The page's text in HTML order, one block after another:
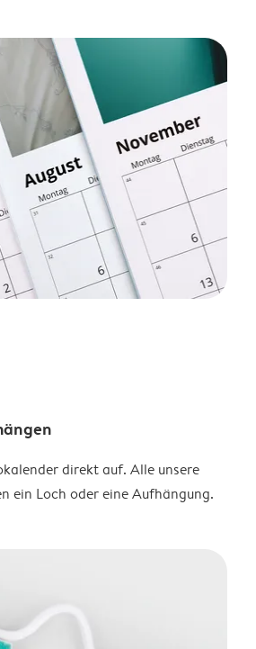
direkt auf. Alle unsere
ein Loch oder eine Aufhängung.